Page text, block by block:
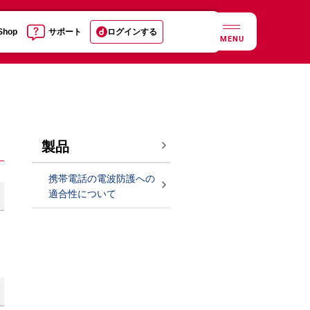
サポート ログインする
MENU
製品
携帯電話の電波防護への
適合性について